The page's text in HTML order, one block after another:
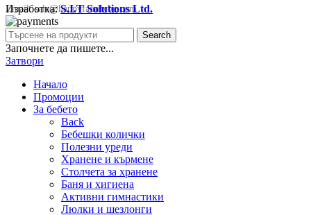
Email:sale@happyfamilybg.com
Изработка:S.I.T Solutions Ltd.
Search
Започнете да пишете...
Затвори
Начало
Промоции
За бебето
Back
Бебешки колички
Полезни уреди
Хранене и кърмене
Столчета за хранене
Баня и хигиена
Активни гимнастики
Люлки и шезлонги